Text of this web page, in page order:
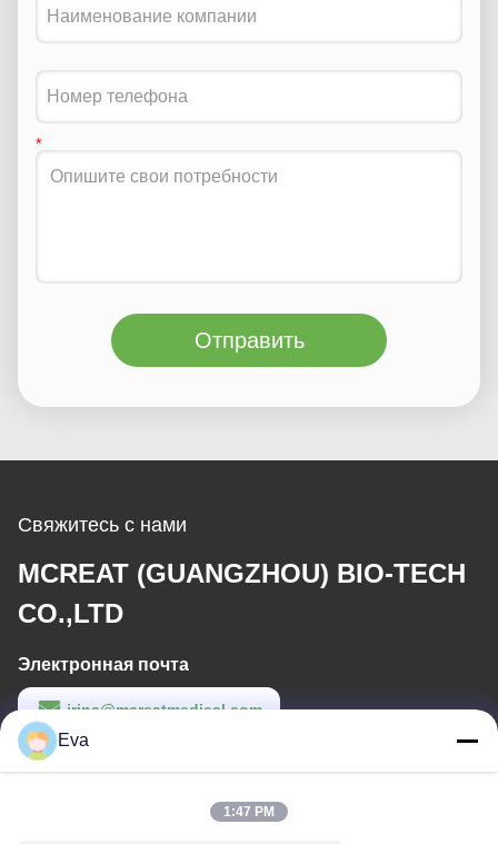
Отправить
Свяжитесь с нами
MCREAT (GUANGZHOU) BIO-TECH
CO.,LTD
Электронная почта
irina@mcreatmedical.com
Рабочее время
Eva
1:47 PM